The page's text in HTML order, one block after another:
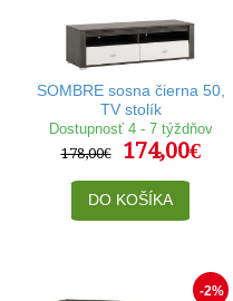
SOMBRE sosna čierna 50,
TV stolík
Dostupnosť 4 - 7 týždňov
178,00€
174,00€
DO KOŠÍKA
-2%